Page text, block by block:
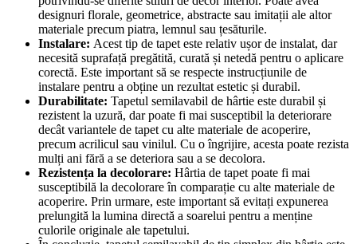
designuri florale, geometrice, abstracte sau imitații ale altor
materiale precum piatra, lemnul sau țesăturile.
Instalare: Acest tip de tapet este relativ ușor de instalat, dar
necesită suprafață pregătită, curată și netedă pentru o aplicare
corectă. Este important să se respecte instrucțiunile de
instalare pentru a obține un rezultat estetic și durabil.
Durabilitate: Tapetul semilavabil de hârtie este durabil și
rezistent la uzură, dar poate fi mai susceptibil la deteriorare
decât variantele de tapet cu alte materiale de acoperire,
precum acrilicul sau vinilul. Cu o îngrijire, acesta poate rezista
mulți ani fără a se deteriora sau a se decolora.
Rezistența la decolorare: Hârtia de tapet poate fi mai
susceptibilă la decolorare în comparație cu alte materiale de
acoperire. Prin urmare, este important să evitați expunerea
prelungită la lumina directă a soarelui pentru a menține
culorile originale ale tapetului.